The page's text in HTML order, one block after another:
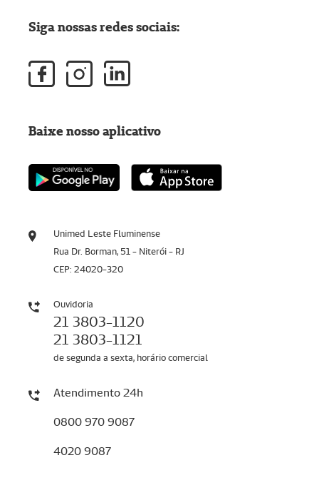
Unimed Leste Fluminense
Rua Dr. Borman, 51 - Niterói - RJ
CEP: 24020-320
Ouvidoria
21 3803-1120
21 3803-1121
de segunda a sexta, horário comercial
Atendimento 24h
0800 970 9087
4020 9087
Siga nossas redes sociais:
Baixe nosso aplicativo